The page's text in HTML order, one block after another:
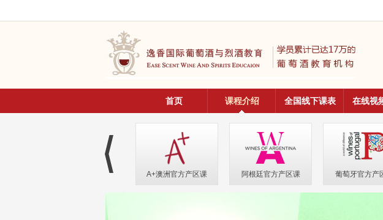
首页 课程介绍 全国线下课表 在线视
A+澳洲官方产区课 阿根廷官方产区课 葡萄牙官方产